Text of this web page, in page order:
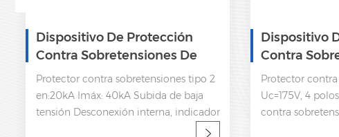
Dispositivo De Protección
Contra Sobretensiones De
Corriente Alterna Trifásica
SPD 385V
Protector contra sobretensiones tipo 2
en:20kA Imáx: 40kA Subida de baja
tensión Desconexión interna, indicador
de estatua y señalización remota CEI
Dispositivo
Contra
Trifásico
Protector
Uc=175V, 4
contra